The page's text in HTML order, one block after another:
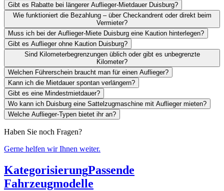
Gibt es Rabatte bei längerer Auflieger-Mietdauer Duisburg?
Wie funktioniert die Bezahlung – über Checkandrent oder direkt beim
Vermieter?
Muss ich bei der Auflieger-Miete Duisburg eine Kaution hinterlegen?
Gibt es Auflieger ohne Kaution Duisburg?
Sind Kilometerbegrenzungen üblich oder gibt es unbegrenzte
Kilometer?
Welchen Führerschein braucht man für einen Auflieger?
Kann ich die Mietdauer spontan verlängern?
Gibt es eine Mindestmietdauer?
Wo kann ich Duisburg eine Sattelzugmaschine mit Auflieger mieten?
Welche Auflieger-Typen bietet ihr an?
Haben Sie noch Fragen?
Gerne helfen wir Ihnen weiter.
KategorisierungPassende
Fahrzeugmodelle